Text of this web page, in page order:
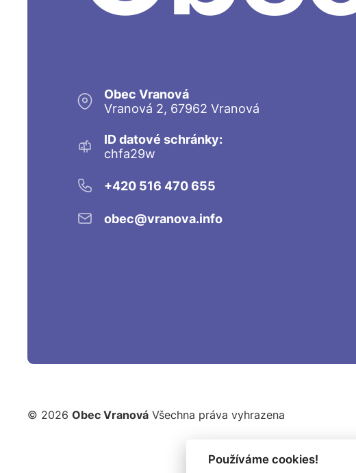
Obec Vranová
Vranová 2, 67962 Vranová
ID datové schránky:
chfa29w
+420 516 470 655
obec@vranova.info
© 2026 Obec Vranová Všechna práva vyhrazena
Používáme cookies!